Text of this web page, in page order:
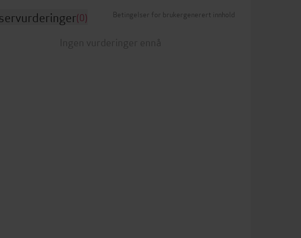
(0) Betingelser for brukergenerert innhold
Ingen vurderinger ennå